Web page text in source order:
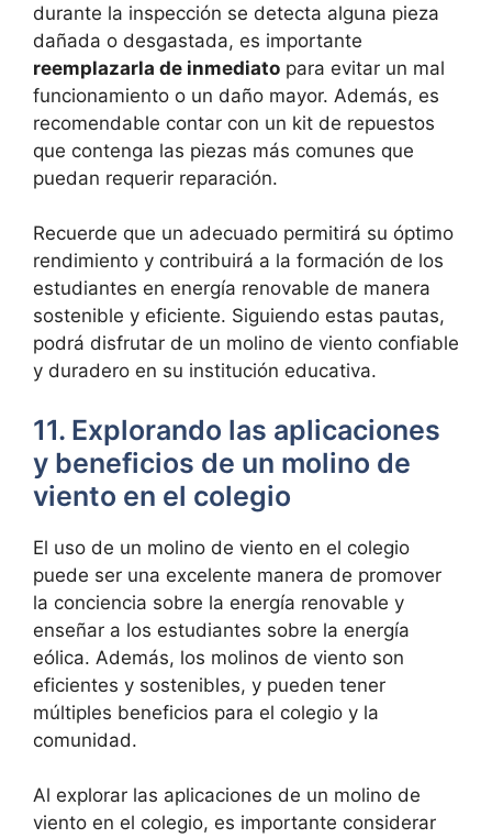
durante la inspección se detecta alguna pieza
dañada o desgastada, es importante
reemplazarla de inmediato para evitar un mal
funcionamiento o un daño mayor. Además, es
recomendable contar con un kit de repuestos
que contenga las piezas más comunes que
puedan requerir reparación.
Recuerde que un adecuado permitirá su óptimo
rendimiento y contribuirá a la formación de los
estudiantes en energía renovable de manera
sostenible y eficiente. Siguiendo estas pautas,
podrá disfrutar de un molino de viento confiable
y duradero en su institución educativa.
11. Explorando las aplicaciones
y beneficios de un molino de
viento en el colegio
El uso de un molino de viento en el colegio
puede ser una excelente manera de promover
la conciencia sobre la energía renovable y
enseñar a los estudiantes sobre la energía
eólica. Además, los molinos de viento son
eficientes y sostenibles, y pueden tener
múltiples beneficios para el colegio y la
comunidad.
Al explorar las aplicaciones de un molino de
viento en el colegio, es importante considerar